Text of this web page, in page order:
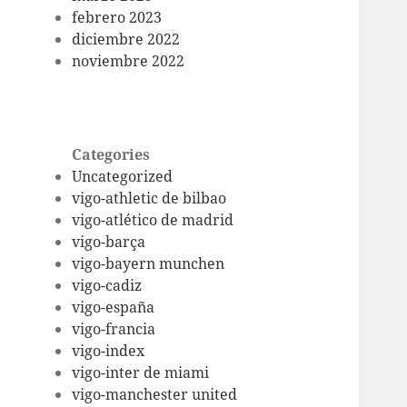
febrero 2023
diciembre 2022
noviembre 2022
Categories
Uncategorized
vigo-athletic de bilbao
vigo-atlético de madrid
vigo-barça
vigo-bayern munchen
vigo-cadiz
vigo-españa
vigo-francia
vigo-index
vigo-inter de miami
vigo-manchester united